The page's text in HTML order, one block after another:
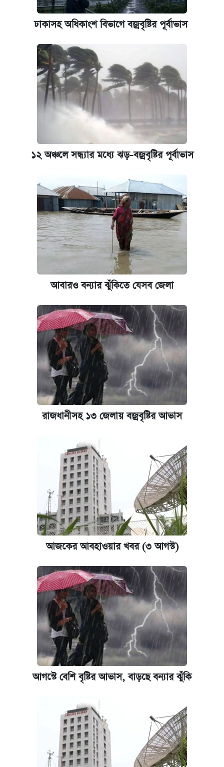
আজকের বাজারে স্বর্ণের দাম (৬ আগস্ট)
কেমব্রিজ বিশ্ববিদ্যালয়ের এমবিএ স্কলারশিপে
আবেদন শুরু
ঢাকাসহ অধিকাংশ বিভাগে বজ্রবৃষ্টির পূর্বাভাস
১২ অঞ্চলে সন্ধ্যার মধ্যে ঝড়-বজ্রবৃষ্টির পূর্বাভাস
আবারও বন্যার ঝুঁকিতে যেসব জেলা
রাজধানীসহ ১৩ জেলায় বজ্রবৃষ্টির আভাস
আজকের আবহাওয়ার খবর (৩ আগস্ট)
আগস্টে বেশি বৃষ্টির আভাস, বাড়ছে বন্যার ঝুঁকি